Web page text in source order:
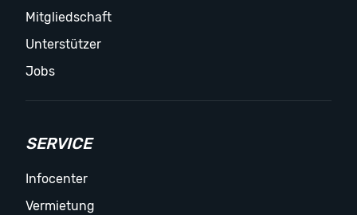
Mitgliedschaft
Unterstützer
Jobs
SERVICE
Infocenter
Vermietung